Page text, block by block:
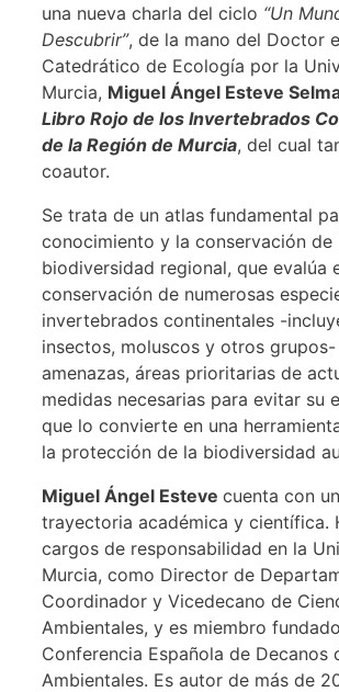
una nueva charla del ciclo “Un
Descubrir”, de la mano del Doctor
Catedrático de Ecología por la
Murcia, Miguel Ángel Esteve
Libro Rojo de los Invertebrados
de la Región de Murcia, del cual
coautor.
Se trata de un atlas fundamental
conocimiento y la conservación de
biodiversidad regional, que evalúa
conservación de numerosas
invertebrados continentales -
insectos, moluscos y otros
amenazas, áreas prioritarias de
medidas necesarias para evitar su
que lo convierte en una
la protección de la biodiversidad
Miguel Ángel Esteve cuenta con
trayectoria académica y científica.
cargos de responsabilidad en la
Murcia, como Director de
Coordinador y Vicedecano de
Ambientales, y es miembro
Conferencia Española de Decanos
Ambientales. Es autor de más de